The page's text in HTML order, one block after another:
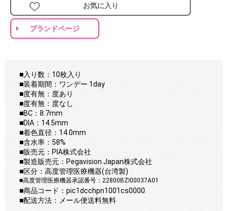
お気に入り
ブランドページ
■入り数：10枚入り
■装着期間：ワンデー 1day
■度有無：度あり
■度有無：度なし
■BC：8.7mm
■DIA：14.5mm
■着色直径：14.0mm
■含水率：58%
■販売元：PIA株式会社
■製造販売元：Pegavision Japan株式会社
■区分：高度管理医療機器(台湾製)
■高度管理医療機器承認番号：22800BZI00037A01
■商品コード：pic1dcchpn1001cs0000
■配送方法：メール便送料無料